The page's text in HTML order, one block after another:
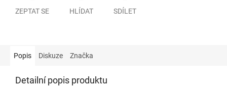
ZEPTAT SE HLÍDAT SDÍLET
Popis Diskuze Značka
Detailní popis produktu